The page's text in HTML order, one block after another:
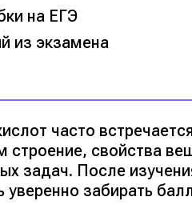
на ЕГЭ
из экзамена
часто
строение, свойства
задач. После
забирать